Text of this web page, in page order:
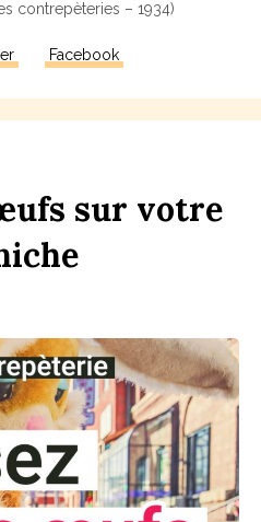
contrepèteries – 1934)
Facebook
sur votre
che